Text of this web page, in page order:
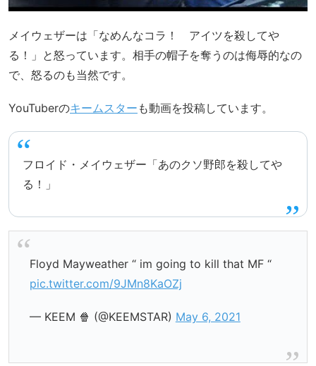
メイウェザーは「なめんなコラ！ アイツを殺してや
る！」と怒っています。相手の帽子を奪うのは侮辱的なの
で、怒るのも当然です。
YouTuberのキームスター も動画を投稿しています。
フロイド・メイウェザー「あのクソ野郎を殺してや
る！」
Floyd Mayweather “ im going to kill that MF “
pic.twitter.com/9JMn8KaOZj
— KEEM 🍿 (@KEEMSTAR) May 6, 2021